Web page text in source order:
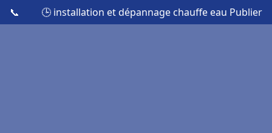
📞 🕒 installation et dépannage chauffe eau Publier